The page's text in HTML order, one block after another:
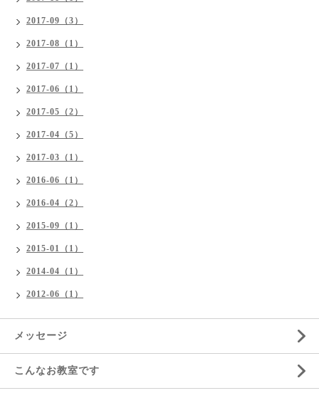
2017-09（3）
2017-08（1）
2017-07（1）
2017-06（1）
2017-05（2）
2017-04（5）
2017-03（1）
2016-06（1）
2016-04（2）
2015-09（1）
2015-01（1）
2014-04（1）
2012-06（1）
メッセージ
こんなお教室です